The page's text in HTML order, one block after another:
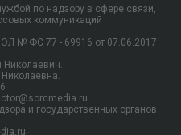
по надзору в сфере связи,
коммуникаций
№ ФС 77 - 69916 от 07.06.2017
Николаевич.
Николаевна.
и государственных органов: